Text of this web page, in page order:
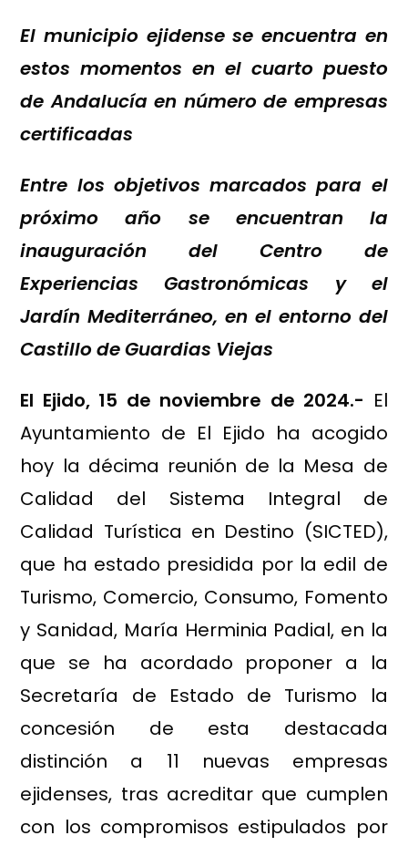
El municipio ejidense se encuentra en
estos momentos en el cuarto puesto
de Andalucía en número de empresas
certificadas
Entre los objetivos marcados para el
próximo año se encuentran la
inauguración del Centro de
Experiencias Gastronómicas y el
Jardín Mediterráneo, en el entorno del
Castillo de Guardias Viejas
El Ejido, 15 de noviembre de 2024.- El
Ayuntamiento de El Ejido ha acogido
hoy la décima reunión de la Mesa de
Calidad del Sistema Integral de
Calidad Turística en Destino (SICTED),
que ha estado presidida por la edil de
Turismo, Comercio, Consumo, Fomento
y Sanidad, María Herminia Padial, en la
que se ha acordado proponer a la
Secretaría de Estado de Turismo la
concesión de esta destacada
distinción a 11 nuevas empresas
ejidenses, tras acreditar que cumplen
con los compromisos estipulados por